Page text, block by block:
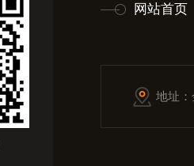
网站首页
地址